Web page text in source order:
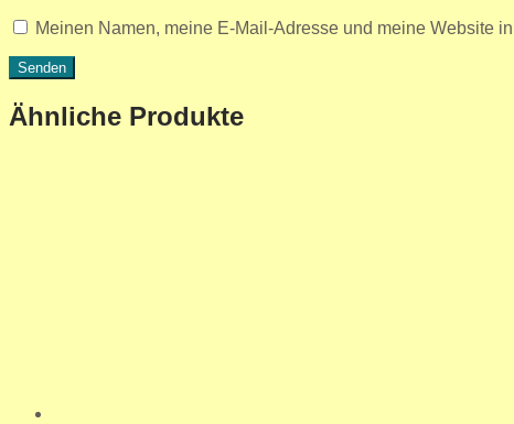
Meinen Namen, meine E-Mail-Adresse und meine Website
Ähnliche Produkte